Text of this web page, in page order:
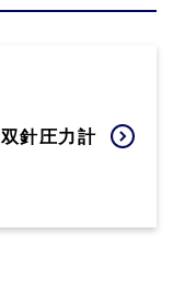
双針圧力計